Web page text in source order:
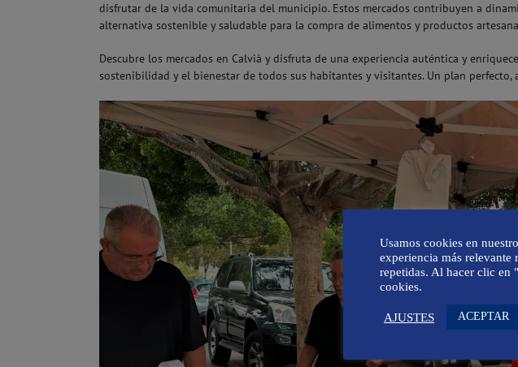
disfrutar de la vida comunitaria del municipio. Estos mercados contribuyen a
alternativa sostenible y saludable para la compra de alimentos y productos
Descubre los mercados en Calvià y disfruta de una experiencia auténtica y
sostenibilidad y el bienestar de todos sus habitantes y visitantes. Un plan perfecto,
Usamos cookies en
experiencia más relevante
repetidas. Al hacer clic en
cookies.
AJUSTES ACEPTAR